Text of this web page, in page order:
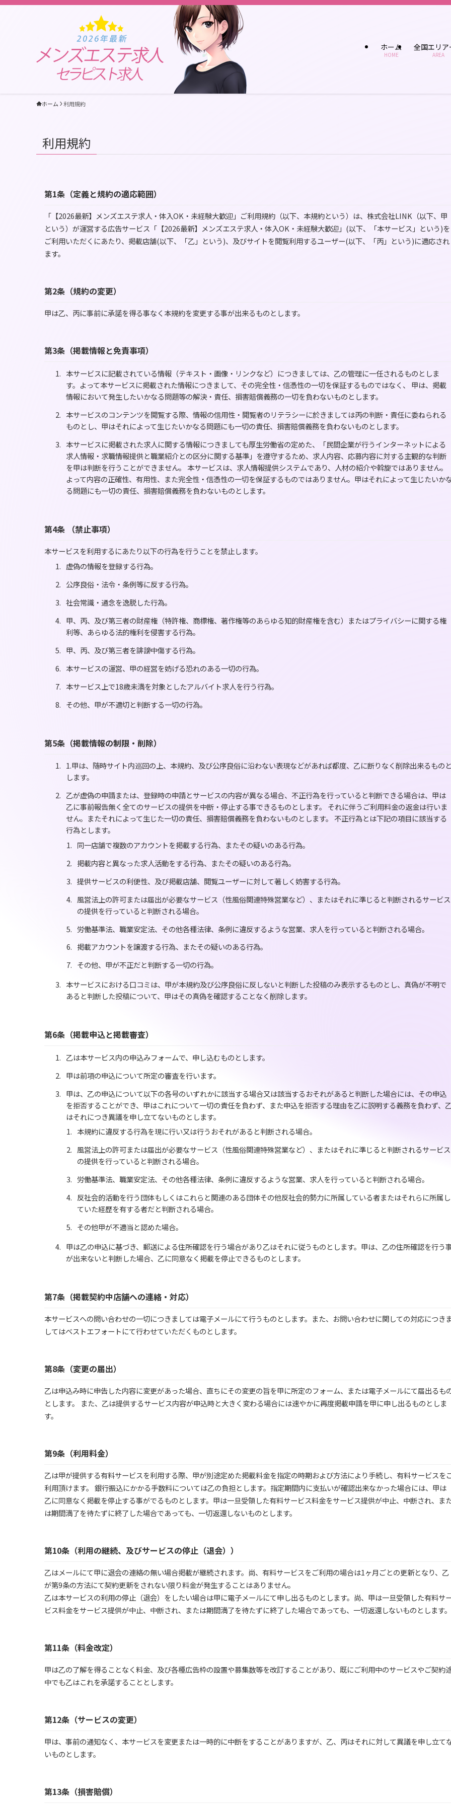
ホーム
HOME
全国エリア
AREA
ホーム 利用規約
利用規約
第1条（定義と規約の適応範囲）
「【2026最新】メンズエステ求人・体入OK・未経験大歓迎」ご利用規約（以下、本規約という）は、株式会社LINK（以下、甲
という）が運営する広告サービス「【2026最新】メンズエステ求人・体入OK・未経験大歓迎」(以下、「本サービス」という)を
ご利用いただくにあたり、掲載店舗(以下、「乙」という)、及びサイトを閲覧利用するユーザー(以下、「丙」という)に適応され
ます。
第2条（規約の変更）
甲は乙、丙に事前に承諾を得る事なく本規約を変更する事が出来るものとします。
第3条（掲載情報と免責事項）
本サービスに記載されている情報（テキスト・画像・リンクなど）につきましては、乙の管理に一任されるものとしま
す。よって本サービスに掲載された情報につきまして、その完全性・信憑性の一切を保証するものではなく、 甲は、掲載
情報において発生したいかなる問題等の解決・責任、損害賠償義務の一切を負わないものとします。
本サービスのコンテンツを閲覧する際、情報の信用性・閲覧者のリテラシーに於きましては丙の判断・責任に委ねられる
ものとし、甲はそれによって生じたいかなる問題にも一切の責任、損害賠償義務を負わないものとします。
本サービスに掲載された求人に関する情報につきましても厚生労働省の定めた、「民間企業が行うインターネットによる
求人情報・求職情報提供と職業紹介との区分に関する基準」を遵守するため、求人内容、応募内容に対する主観的な判断
を甲は判断を行うことができません。 本サービスは、求人情報提供システムであり、人材の紹介や斡旋ではありません。
よって内容の正確性、有用性、また完全性・信憑性の一切を保証するものではありません。甲はそれによって生じたいか
る問題にも一切の責任、損害賠償義務を負わないものとします。
第4条 （禁止事項）
本サービスを利用するにあたり以下の行為を行うことを禁止します。
虚偽の情報を登録する行為。
公序良俗・法令・条例等に反する行為。
社会常識・通念を逸脱した行為。
甲、丙、及び第三者の財産権（特許権、商標権、著作権等のあらゆる知的財産権を含む）またはプライバシーに関する権
利等、あらゆる法的権利を侵害する行為。
甲、丙、及び第三者を誹謗中傷する行為。
本サービスの運営、甲の経営を妨げる恐れのある一切の行為。
本サービス上で18歳未満を対象としたアルバイト求人を行う行為。
その他、甲が不適切と判断する一切の行為。
第5条（掲載情報の制限・削除）
1.甲は、随時サイト内巡回の上、本規約、及び公序良俗に沿わない表現などがあれば都度、乙に断りなく削除出来るもの
します。
乙が虚偽の申請または、登録時の申請とサービスの内容が異なる場合、不正行為を行っていると判断できる場合は、甲は
乙に事前報告無く全てのサービスの提供を中断・停止する事できるものとします。 それに伴うご利用料金の返金は行いま
せん。またそれによって生じた一切の責任、損害賠償義務を負わないものとします。 不正行為とは下記の項目に該当する
行為とします。
同一店舗で複数のアカウントを掲載する行為、またその疑いのある行為。
掲載内容と異なった求人活動をする行為、またその疑いのある行為。
提供サービスの利便性、及び掲載店舗、閲覧ユーザーに対して著しく妨害する行為。
風営法上の許可または届出が必要なサービス（性風俗関連特殊営業など）、またはそれに準じると判断されるサービス
の提供を行っていると判断される場合。
労働基準法、職業安定法、その他各種法律、条例に違反するような営業、求人を行っていると判断される場合。
掲載アカウントを譲渡する行為、またその疑いのある行為。
その他、甲が不正だと判断する一切の行為。
本サービスにおける口コミは、甲が本規約及び公序良俗に反しないと判断した投稿のみ表示するものとし、真偽が不明で
あると判断した投稿について、甲はその真偽を確認することなく削除します。
第6条（掲載申込と掲載審査）
乙は本サービス内の申込みフォームで、申し込むものとします。
甲は前項の申込について所定の審査を行います。
甲は、乙の申込について以下の各号のいずれかに該当する場合又は該当するおそれがあると判断した場合には、その申込
を拒否することができ、甲はこれについて一切の責任を負わず、また申込を拒否する理由を乙に説明する義務を負わず、
はそれにつき異議を申し立てないものとします。
本規約に違反する行為を現に行い又は行うおそれがあると判断される場合。
風営法上の許可または届出が必要なサービス（性風俗関連特殊営業など）、またはそれに準じると判断されるサービス
の提供を行っていると判断される場合。
労働基準法、職業安定法、その他各種法律、条例に違反するような営業、求人を行っていると判断される場合。
反社会的活動を行う団体もしくはこれらと関連のある団体その他反社会的勢力に所属している者またはそれらに所属し
ていた経歴を有する者だと判断される場合。
その他甲が不適当と認めた場合。
甲は乙の申込に基づき、郵送による住所確認を行う場合があり乙はそれに従うものとします。甲は、乙の住所確認を行う
が出来ないと判断した場合、乙に同意なく掲載を停止できるものとします。
第7条（掲載契約中店舗への連絡・対応）
本サービスへの問い合わせの一切につきましては電子メールにて行うものとします。また、お問い合わせに関しての対応につき
してはベストエフォートにて行わせていただくものとします。
第8条（変更の届出）
乙は申込み時に申告した内容に変更があった場合、直ちにその変更の旨を甲に所定のフォーム、または電子メールにて届出るも
とします。 また、乙は提供するサービス内容が申込時と大きく変わる場合には速やかに再度掲載申請を甲に申し出るものとしま
す。
第9条（利用料金）
乙は甲が提供する有料サービスを利用する際、甲が別途定めた掲載料金を指定の時期および方法により手続し、有料サービスを
利用頂けます。 銀行振込にかかる手数料については乙の負担とします。指定期間内に支払いが確認出来なかった場合には、甲は
乙に同意なく掲載を停止する事がでるものとします。甲は一旦受領した有料サービス料金をサービス提供が中止、中断され、ま
は期間満了を待たずに終了した場合であっても、一切返還しないものとします。
第10条（利用の継続、及びサービスの停止（退会））
乙はメールにて甲に退会の連絡の無い場合掲載が継続されます。尚、有料サービスをご利用の場合は1ヶ月ごとの更新となり、乙
が第9条の方法にて契約更新をされない限り料金が発生することはありません。
乙は本サービスの利用の停止（退会）をしたい場合は甲に電子メールにて申し出るものとします。尚、甲は一旦受領した有料サ
ビス料金をサービス提供が中止、中断され、または期間満了を待たずに終了した場合であっても、一切返還しないものとします。
第11条（料金改定）
甲は乙の了解を得ることなく料金、及び各種広告枠の設置や募集数等を改訂することがあり、既にご利用中のサービスやご契約
中でも乙はこれを承諾することとします。
第12条（サービスの変更）
甲は、事前の通知なく、本サービスを変更または一時的に中断をすることがありますが、乙、丙はそれに対して異議を申し立て
いものとします。
第13条（損害賠償）